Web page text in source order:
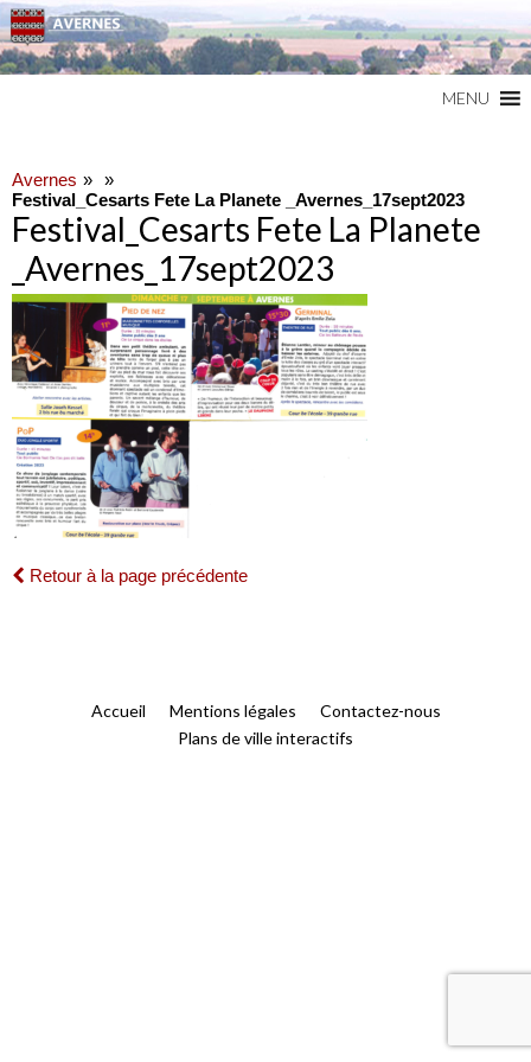
MENU
Avernes
Festival_Cesarts Fete La Planete _Avernes_17sept2023
Festival_Cesarts Fete La Planete
_Avernes_17sept2023
Retour à la page précédente
Accueil Mentions légales
Contactez-nous
Plans de ville interactifs